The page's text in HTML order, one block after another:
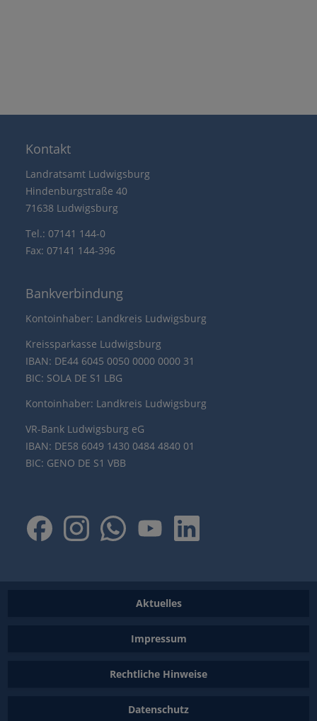
Kontakt
Landratsamt Ludwigsburg
Hindenburgstraße 40
71638 Ludwigsburg
Tel.: 07141 144-0
Fax: 07141 144-396
Bankverbindung
Kontoinhaber: Landkreis Ludwigsburg
Kreissparkasse Ludwigsburg
IBAN: DE44 6045 0050 0000 0000 31
BIC: SOLA DE S1 LBG
Kontoinhaber: Landkreis Ludwigsburg
VR-Bank Ludwigsburg eG
IBAN: DE58 6049 1430 0484 4840 01
BIC: GENO DE S1 VBB
Aktuelles
Impressum
Rechtliche Hinweise
Datenschutz